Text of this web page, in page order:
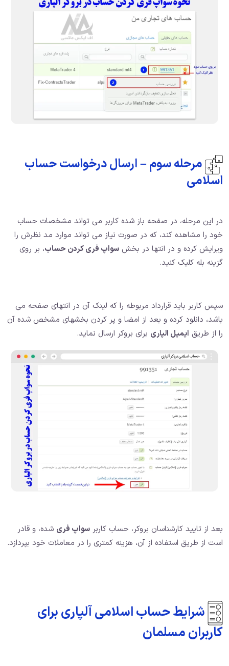
مرحله سوم – ارسال درخواست حساب
اسلامی
در این مرحله، در صفحه باز شده کاربر می تواند مشخصات حساب
خود را مشاهده کند، که در صورت نیاز می تواند موارد مد نظرش را
ویرایش کرده و در انتها در بخش سواپ فری کردن حساب، بر روی
گزینه بله کلیک کنید.
سپس کاربر باید قرارداد مربوطه را که لینک آن در انتهای صفحه می
باشد، دانلود کرده و بعد از امضا و پر کردن بخشهای مشخص شده آن
را از طریق ایمیل الپاری برای بروکر ارسال نماید.
بعد از تایید کارشناسان بروکر، حساب کاربر سواپ فری شده، و قادر
است از طریق استفاده از آن، هزینه کمتری را در معاملات خود بپردازد.
شرایط حساب اسلامی آلپاری برای
کاربران مسلمان